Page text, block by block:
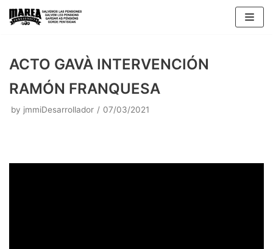
Skip
ACTO GAVÀ INTERVENCIÓN
RAMÓN FRANQUESA
by jmmiDesarrollador 07/03/2021